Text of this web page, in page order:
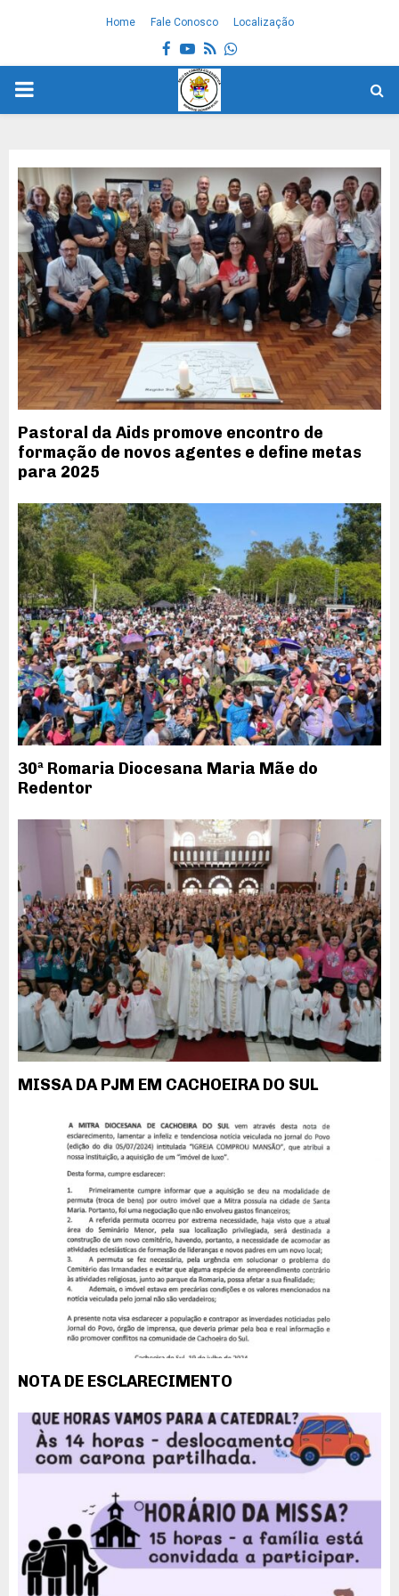
Home Fale Conosco Localização
Facebook
Youtube
RssWhatsapp
PRIMARY
Pastoral da Aids promove encontro de
formação de novos agentes e define metas
para 2025
30ª Romaria Diocesana Maria Mãe do
Redentor
MISSA DA PJM EM CACHOEIRA DO SUL
NOTA DE ESCLARECIMENTO